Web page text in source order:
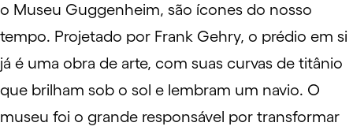
o Museu Guggenheim, são ícones do nosso
tempo. Projetado por Frank Gehry, o prédio em si
já é uma obra de arte, com suas curvas de titânio
que brilham sob o sol e lembram um navio. O
museu foi o grande responsável por transformar